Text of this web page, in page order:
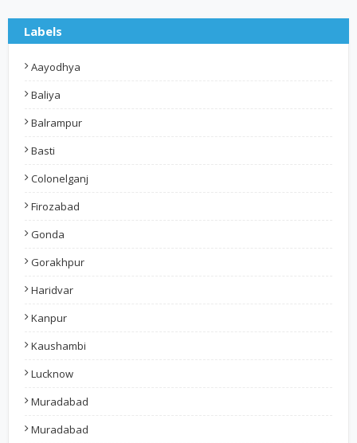
Labels
Aayodhya
Baliya
Balrampur
Basti
Colonelganj
Firozabad
Gonda
Gorakhpur
Haridvar
Kanpur
Kaushambi
Lucknow
Muradabad
Muradabad